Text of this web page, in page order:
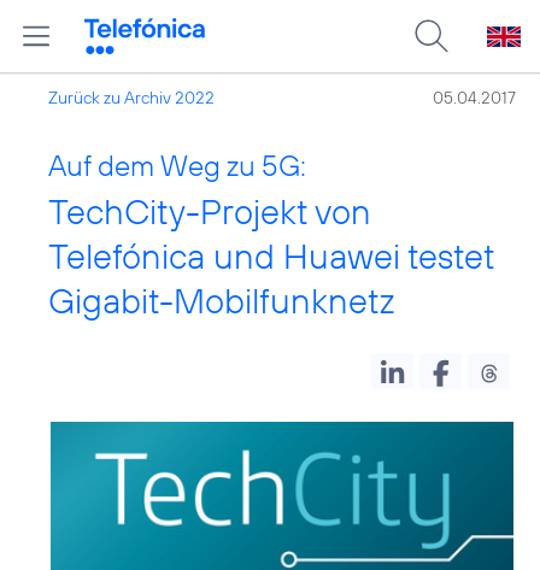
Zurück zu Archiv 2022 05.04.2017
Auf dem Weg zu 5G:
TechCity-Projekt von
Telefónica und Huawei testet
Gigabit-Mobilfunknetz